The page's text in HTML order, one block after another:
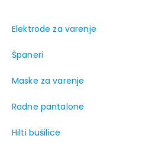
Elektrode za varenje
Španeri
Maske za varenje
Radne pantalone
Hilti bušilice